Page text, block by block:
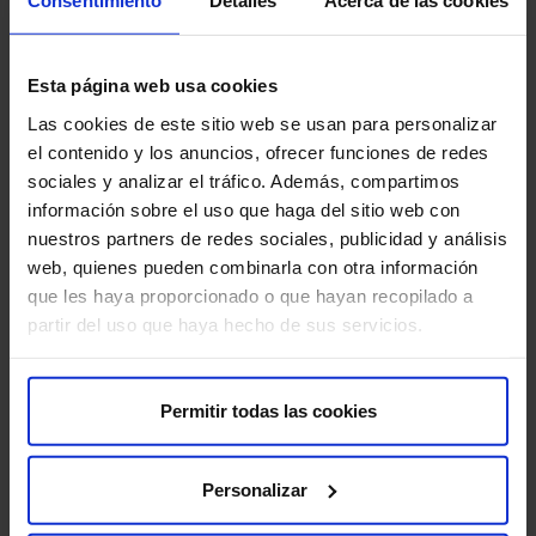
Esta página web usa cookies
Las cookies de este sitio web se usan para personalizar
el contenido y los anuncios, ofrecer funciones de redes
sociales y analizar el tráfico. Además, compartimos
información sobre el uso que haga del sitio web con
nuestros partners de redes sociales, publicidad y análisis
web, quienes pueden combinarla con otra información
que les haya proporcionado o que hayan recopilado a
partir del uso que haya hecho de sus servicios.
Permitir todas las cookies
Personalizar
Del mismo modo, en el evento se ofrecieron datos de
cómo agentes inmunoterápicos comoNivolumab y
Pembrolizumaben segunda línea de tratamiento «han
demostrado también ser superiores a la quimioterapia
de segunda línea y con un perfil de efectos secundarios
mucho más favorable que la quimio». Además, en los
pacientes con una enfermedad loco-regional, lo que se
denomina en estadio III, que son tratados con
inmunoterápico, Durvalumab, ha demostrado aportar un
mayor control de la enfermedad cuando se administra